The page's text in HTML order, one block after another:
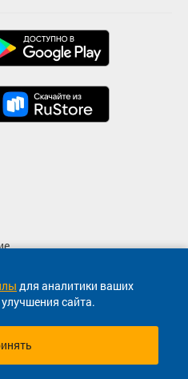
для аналитики ваших
сайта.
сервис продажи